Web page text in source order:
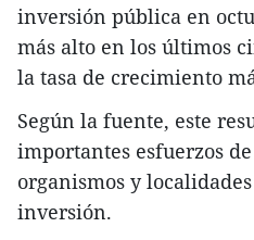
inversión pública en
más alto en los últimos
la tasa de crecimiento
Según la fuente, este
importantes esfuerzos
organismos y
inversión.